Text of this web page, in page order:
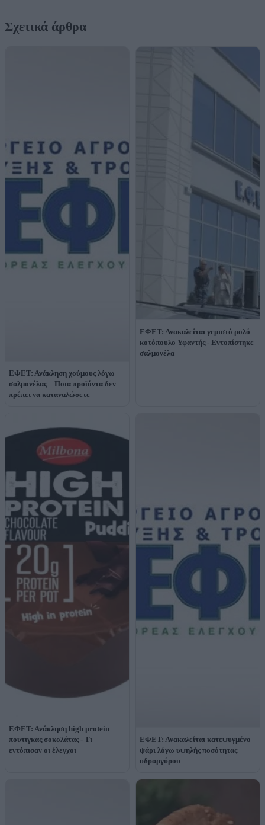
Σχετικά άρθρα
ΕΦΕΤ: Ανάκληση χούμους λόγω
σαλμονέλας – Ποια προϊόντα δεν
πρέπει να καταναλώσετε
ΕΦΕΤ: Ανακαλείται γεμιστό ρολό
κοτόπουλο Υφαντής - Εντοπίστηκε
σαλμονέλα
ΕΦΕΤ: Ανάκληση high protein
πουτιγκας σοκολάτας - Τι
εντόπισαν οι έλεγχοι
ΕΦΕΤ: Ανακαλείται κατεψυγμένο
ψάρι λόγω υψηλής ποσότητας
υδραργύρου